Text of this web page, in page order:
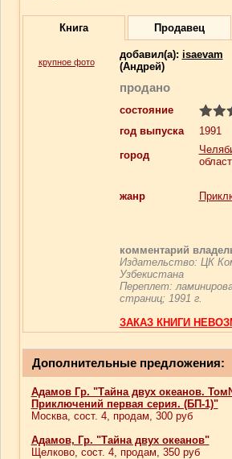
Книга Продавец
крупное фото
добавил(a): isaevam
(Андрей)
продано
состояние
год выпуска
1991
город
жанр
комментарий
Издательство: ЦК
Узбекистана
Переплет:
страниц; 1991 г.
ЗАКАЗ КНИГИ
Дополнительные предложения:
Адамов Гр. "Тайна двух океанов.
Приключений первая серия. (БП-1)"
Москва, сост. 4, продам, 300 руб
Адамов, Гр. "Тайна двух океанов"
Щелково, сост. 4, продам, 350 руб